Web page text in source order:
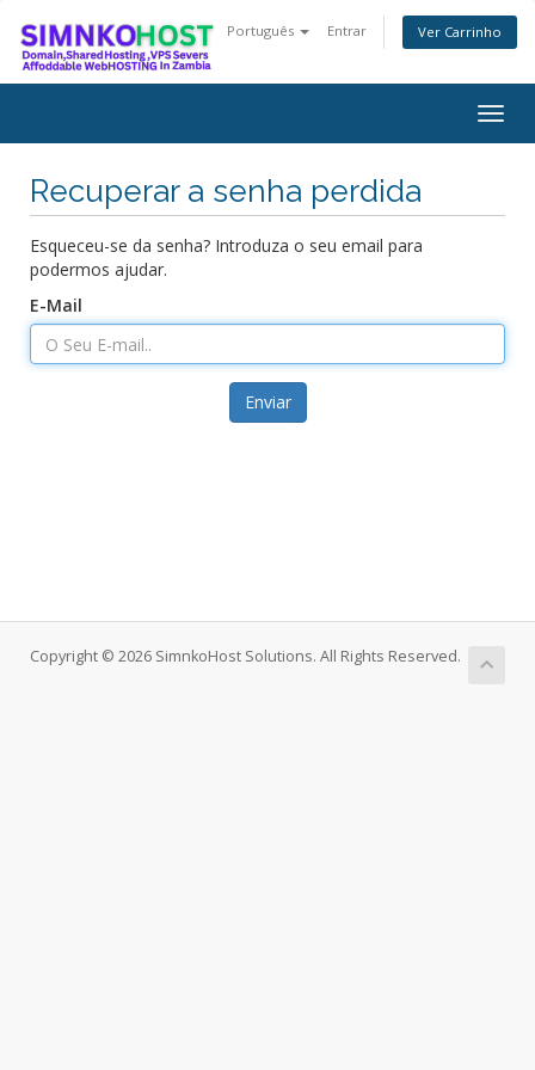
Português Entrar Ver Carrinho
Recuperar a senha perdida
Esqueceu-se da senha? Introduza o seu email para
podermos ajudar.
E-Mail
Enviar
Copyright © 2026 SimnkoHost Solutions. All Rights Reserved.